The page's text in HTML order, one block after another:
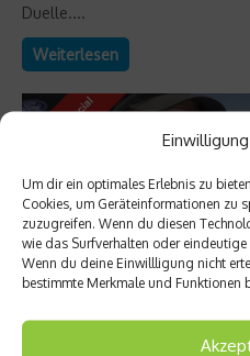
Um dir ein optimales Erlebnis zu
Cookies, um Geräteinformationen zu
zuzugreifen. Wenn du diesen
wie das Surfverhalten oder
Wenn du deine Einwillligung nicht
bestimmte Merkmale und Funktionen
Duelle....
Weiterlesen